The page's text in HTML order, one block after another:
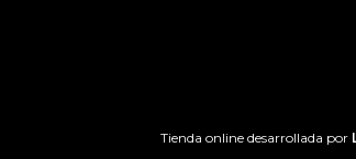
Tienda online desarrollada por